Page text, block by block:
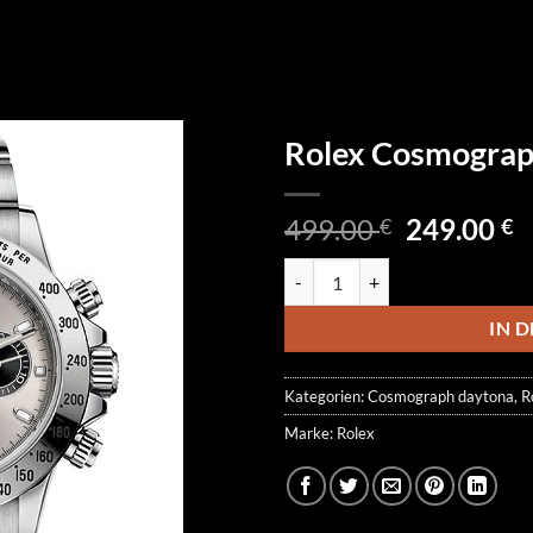
Rolex
499.00€
499.00 €
249.00€
IN
Kategorien:Cosmograph daytona,
Marke: Rolex